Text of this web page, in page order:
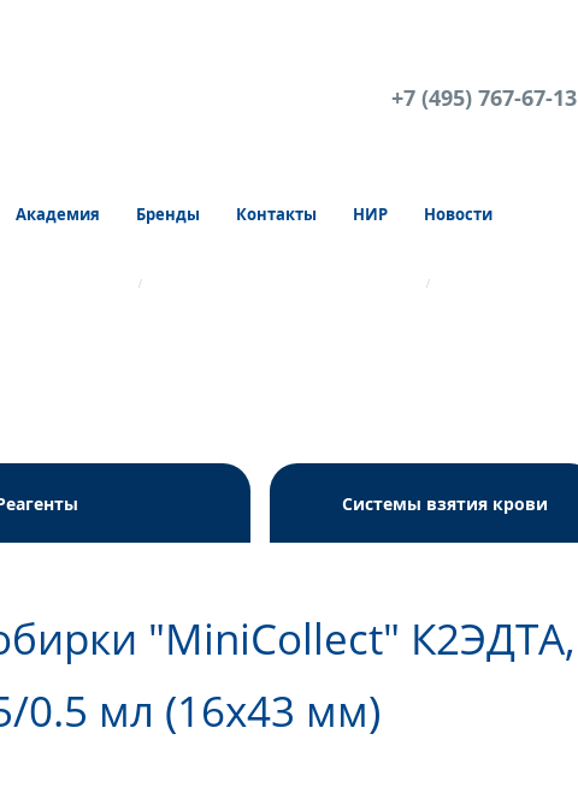
+7 (495) 767-67-13
Академия Бренды Контакты НИР Новости
Системы взятия крови
"MiniCollect" К2ЭДТА,
0.5 мл (16х43 мм)